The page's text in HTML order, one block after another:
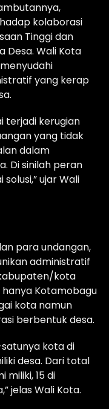
kolaborasi
Tinggi dan
Desa. Wali Kota
yang kerap
terjadi kerugian
yang tidak
dalam
Di sinilah peran
ujar Wali
para undangan,
administratif
kota
Kotamobagu
kota namun
berbentuk desa.
kota di
desa. Dari total
miliki, 15 di
jelas Wali Kota.